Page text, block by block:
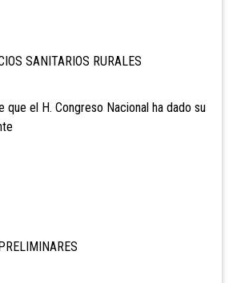
SANITARIOS RURALES
el H. Congreso Nacional ha dado su